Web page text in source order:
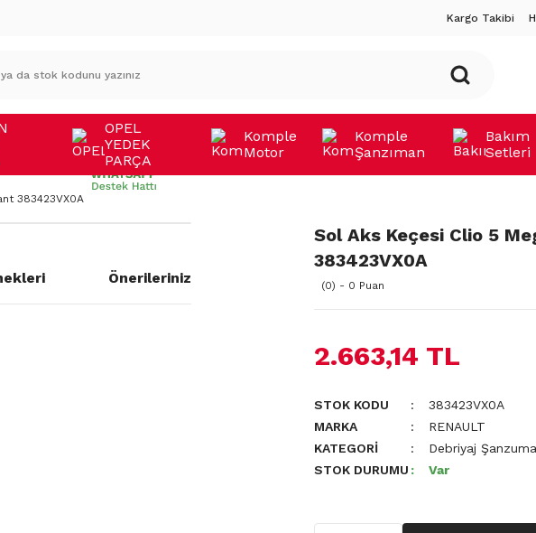
Kargo Takibi
OPEL
YEDEK
PARÇA
Komple
Motor
Komple
Şanzıman
Bakım
Setleri
383423VX0A
Önerileriniz
Sol Aks Keçesi Clio 5
383423VX0A
(0) - 0 Puan
2.663,14 TL
STOK KODU
383423VX0A
MARKA
RENAULT
KATEGORI
Debriyaj
STOK DURUMU
Var